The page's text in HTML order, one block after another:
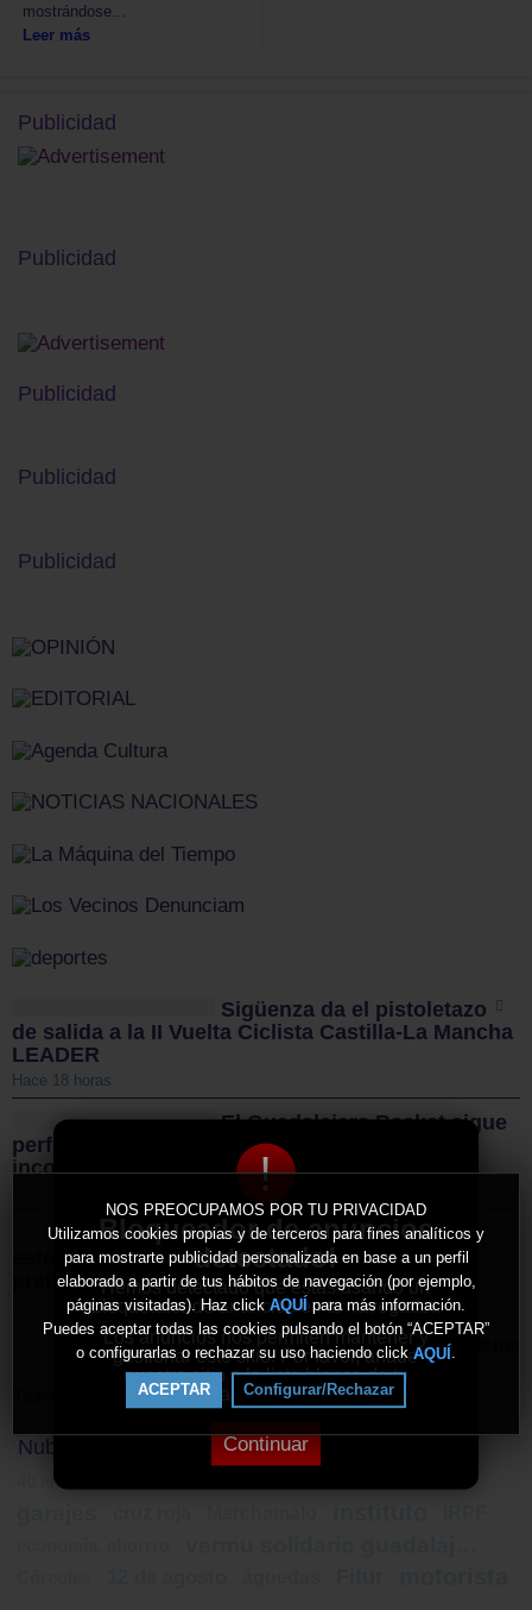
!
Bloqueador de anuncios
detectado!
Hemos detectado que estás usando un
bloqueador de anuncios en tu navegador.
Los anuncios nos permiten mantener y
gestionar este sitio. Por favor, añade
nuestro sitio a la lista blanca de tu
bloqueador de anuncios.
Continuar
NOS PREOCUPAMOS POR TU PRIVACIDAD
Utilizamos cookies propias y de terceros para fines analíticos y
para mostrarte publicidad personalizada en base a un perfil
elaborado a partir de tus hábitos de navegación (por ejemplo,
páginas visitadas). Haz click AQUÍ para más información.
Puedes aceptar todas las cookies pulsando el botón “ACEPTAR”
o configurarlas o rechazar su uso haciendo click AQUÍ
ACEPTAR Configurar/Rechazar
mostrándose...
Leer más
Publicidad
Publicidad
Publicidad
Publicidad
Publicidad
Sigüenza da el pistoletazo
de salida a la II Vuelta Ciclista Castilla-La Mancha
LEADER
Hace 18 horas
El Guadalajara Basket sigue
perfilando sus plantillas con dos nuevas
incorporaciones para la temporada 2026/27
El CD Guadalajara afronta
este miércoles su primer amistoso de
pretemporada y sigue reforzando la plantilla
Hace 2 días
Más noticias
Tweets by ElDecanodeGuad1
Nube de Tags
40 aniversario